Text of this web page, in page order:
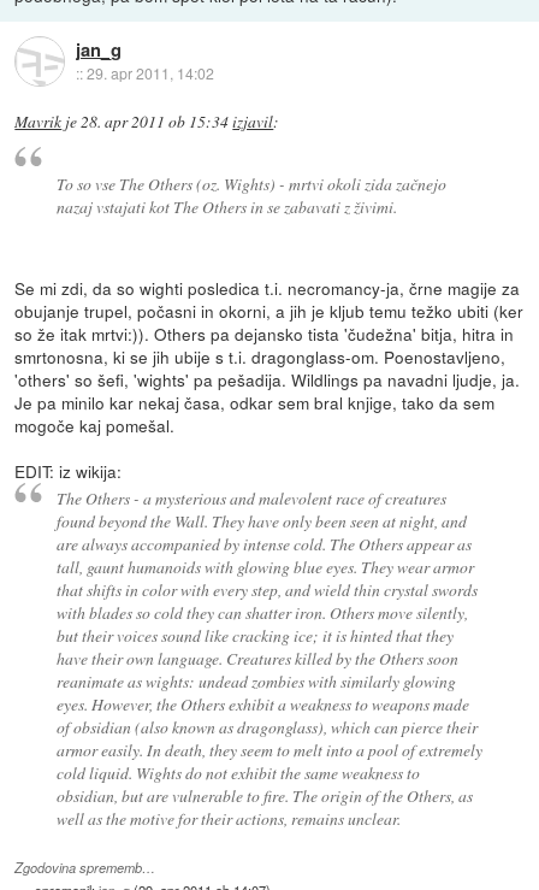
jan_g
::29. apr 2011, 14:02
Mavrik je28. apr 2011 ob 15:34izjavil:
To so vse The Others (oz. Wights) - mrtvi okoli zida začnejo
nazaj vstajati kot The Others in se zabavati z živimi.
Se mi zdi, da so wighti posledica t.i. necromancy-ja, črne magije za
obujanje trupel, počasni in okorni, a jih je kljub temu težko ubiti (ker
so že itak mrtvi:)). Others pa dejansko tista 'čudežna' bitja, hitra in
smrtonosna, ki se jih ubije s t.i. dragonglass-om. Poenostavljeno,
'others' so šefi, 'wights' pa pešadija. Wildlings pa navadni ljudje, ja.
Je pa minilo kar nekaj časa, odkar sem bral knjige, tako da sem
mogoče kaj pomešal.
EDIT: iz wikija:
The Others - a mysterious and malevolent race of creatures
found beyond the Wall. They have only been seen at night, and
are always accompanied by intense cold. The Others appear as
tall, gaunt humanoids with glowing blue eyes. They wear armor
that shifts in color with every step, and wield thin crystal swords
with blades so cold they can shatter iron. Others move silently,
but their voices sound like cracking ice; it is hinted that they
have their own language. Creatures killed by the Others soon
reanimate as wights: undead zombies with similarly glowing
eyes. However, the Others exhibit a weakness to weapons made
of obsidian (also known as dragonglass), which can pierce their
armor easily. In death, they seem to melt into a pool of extremely
cold liquid. Wights do not exhibit the same weakness to
obsidian, but are vulnerable to fire. The origin of the Others, as
well as the motive for their actions, remains unclear.
Zgodovina sprememb…